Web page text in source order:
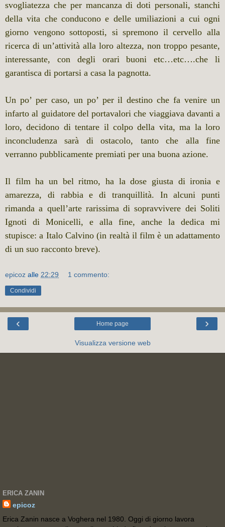
svogliatezza che per mancanza di doti personali, stanchi
della vita che conducono e delle umiliazioni a cui ogni
giorno vengono sottoposti, si spremono il cervello alla
ricerca di un’attività alla loro altezza, non troppo pesante,
interessante, con degli orari buoni etc…etc….che li
garantisca di portarsi a casa la pagnotta.
Un po’ per caso, un po’ per il destino che fa venire un
infarto al guidatore del portavalori che viaggiava davanti a
loro, decidono di tentare il colpo della vita, ma la loro
inconcludenza sarà di ostacolo, tanto che alla fine
verranno pubblicamente premiati per una buona azione.
Il film ha un bel ritmo, ha la dose giusta di ironia e
amarezza, di rabbia e di tranquillità. In alcuni punti
rimanda a quell’arte rarissima di sopravvivere dei Soliti
Ignoti di Monicelli, e alla fine, anche la dedica mi
stupisce: a Italo Calvino (in realtà il film è un adattamento
di un suo racconto breve).
epicoz alle 22:29 1 commento:
Condividi
‹ ›
Home page
Visualizza versione web
ERICA ZANIN
epicoz
Erica Zanin nasce a Voghera nel 1980. Oggi di giorno lavora